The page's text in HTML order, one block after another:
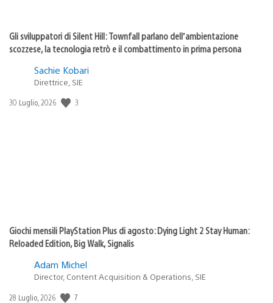
Gli sviluppatori di Silent Hill: Townfall parlano dell’ambientazione
scozzese, la tecnologia retrò e il combattimento in prima persona
Sachie Kobari
Direttrice, SIE
Data
30 Luglio, 2026 3
Giochi mensili PlayStation Plus di agosto: Dying Light 2 Stay Human:
Reloaded Edition, Big Walk, Signalis
Adam Michel
Director, Content Acquisition & Operations, SIE
Data
28 Luglio, 2026 7